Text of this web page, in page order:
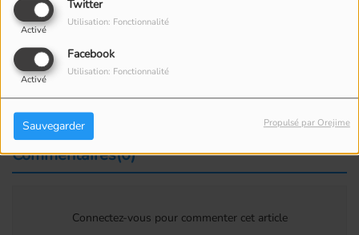
Twitter
Activé
Utilisation: Fonctionnalité
Facebook
Activé
Utilisation: Fonctionnalité
Sauvegarder Propulsé par Orejime
Dates :
Lieu :
www.havanaresort.ca
Production :
Commentaires(0)
Connectez-vous pour commenter cet article